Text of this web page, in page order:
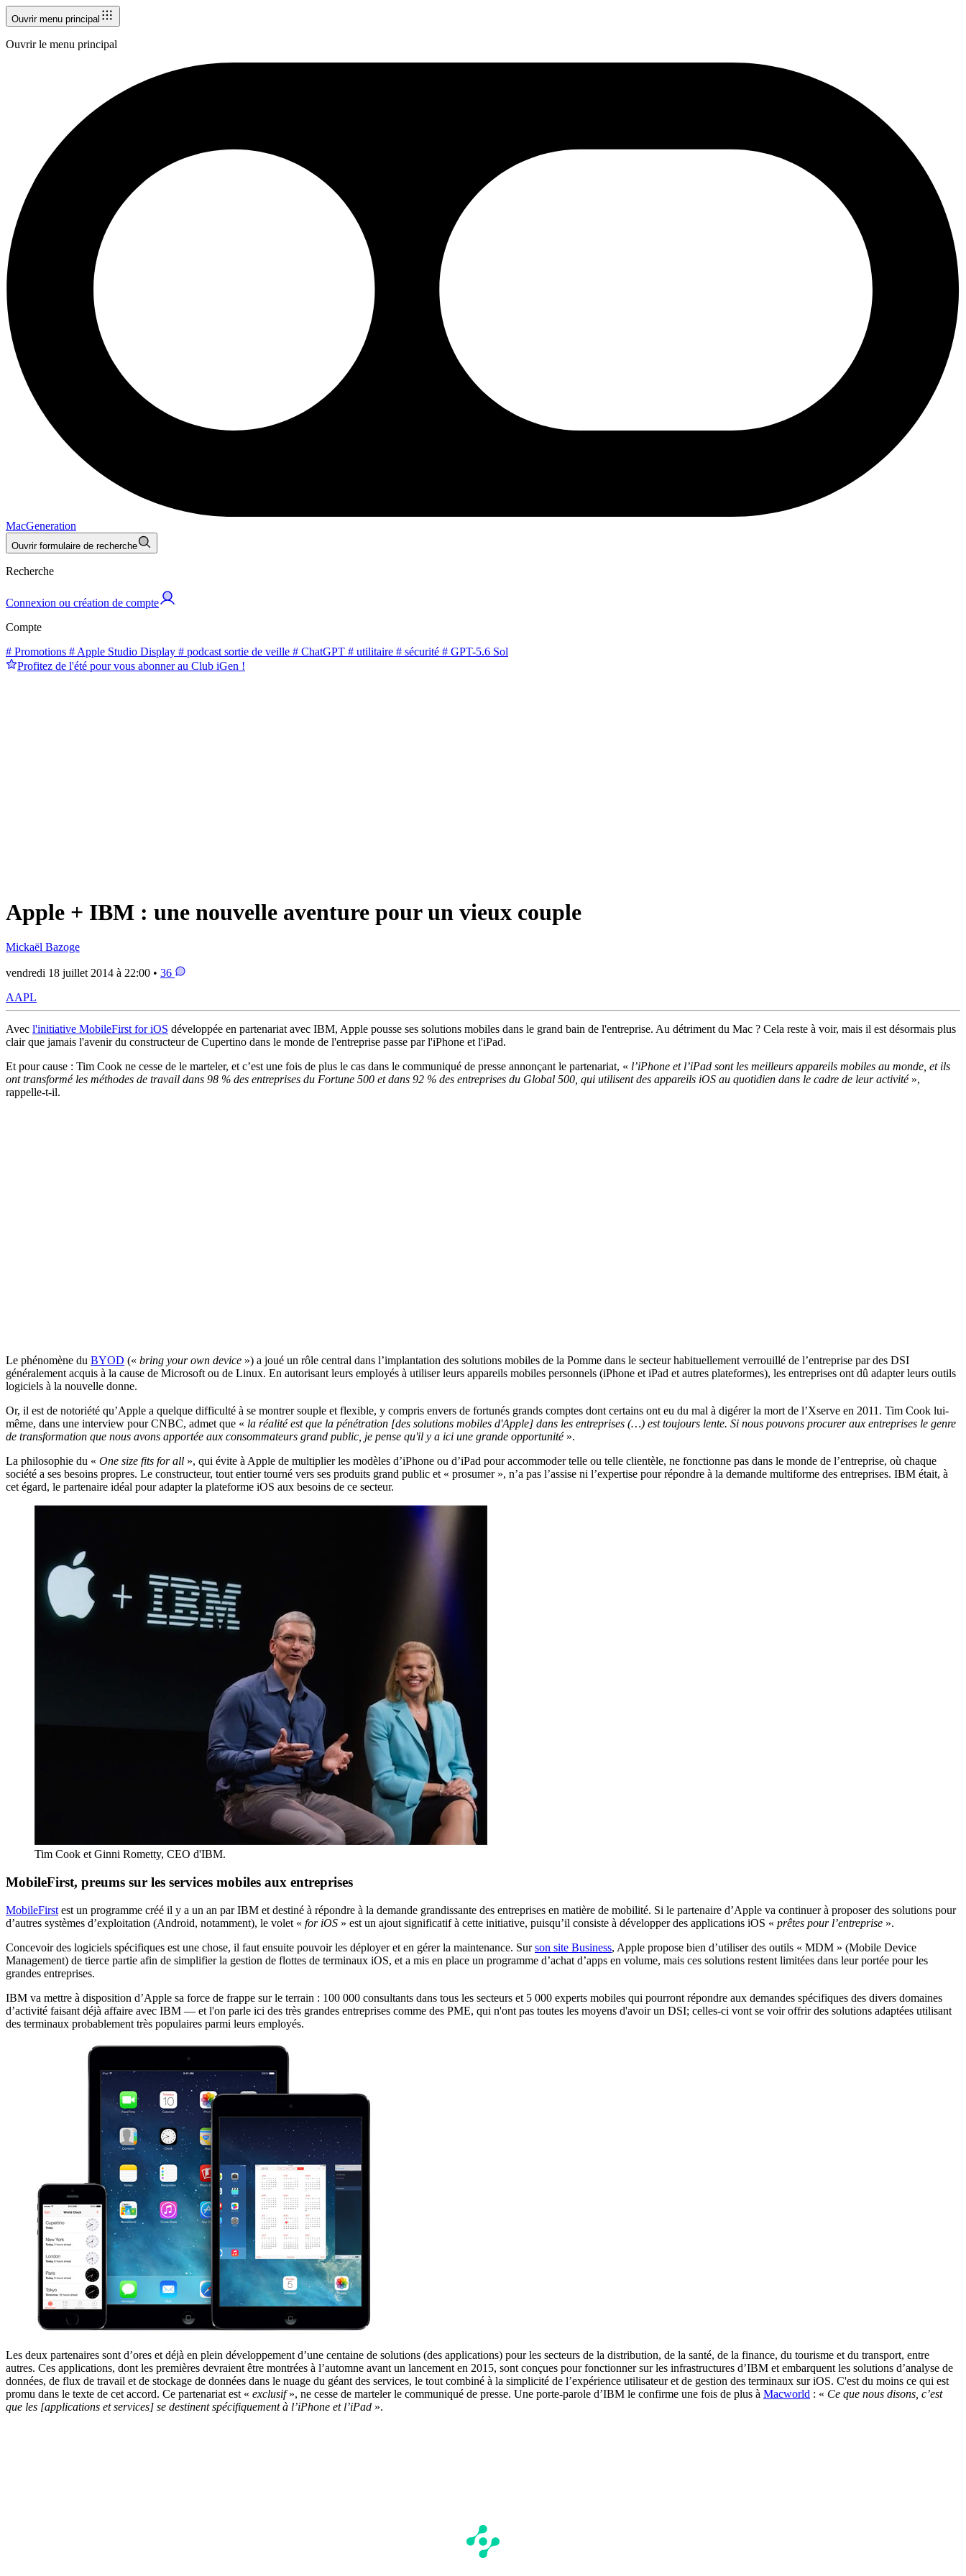
Ouvrir menu principal
Ouvrir le menu principal
MacGeneration
Ouvrir formulaire de recherche
Recherche
Connexion ou création de compte
Compte
# Promotions # Apple Studio Display # podcast sortie de veille # ChatGPT # utilitaire # sécurité # GPT-5.6 Sol
Profitez de l'été pour vous abonner au Club iGen !
Apple + IBM : une nouvelle aventure pour un vieux couple
Mickaël Bazoge
vendredi 18 juillet 2014 à 22:00 • 36
AAPL
Avec l'initiative MobileFirst for iOS développée en partenariat avec IBM, Apple pousse ses solutions mobiles dans le grand bain de l'entreprise. Au détriment du Mac ? Cela reste à voir, mais il est désormais plus
clair que jamais l'avenir du constructeur de Cupertino dans le monde de l'entreprise passe par l'iPhone et l'iPad.
Et pour cause : Tim Cook ne cesse de le marteler, et c’est une fois de plus le cas dans le communiqué de presse annonçant le partenariat, « l’iPhone et l’iPad sont les meilleurs appareils mobiles au monde, et ils
ont transformé les méthodes de travail dans 98 % des entreprises du Fortune 500 et dans 92 % des entreprises du Global 500, qui utilisent des appareils iOS au quotidien dans le cadre de leur activité»,
rappelle-t-il.
Le phénomène du BYOD (« bring your own device ») a joué un rôle central dans l’implantation des solutions mobiles de la Pomme dans le secteur habituellement verrouillé de l’entreprise par des DSI
généralement acquis à la cause de Microsoft ou de Linux. En autorisant leurs employés à utiliser leurs appareils mobiles personnels (iPhone et iPad et autres plateformes), les entreprises ont dû adapter leurs outils
logiciels à la nouvelle donne.
Or, il est de notoriété qu’Apple a quelque difficulté à se montrer souple et flexible, y compris envers de fortunés grands comptes dont certains ont eu du mal à digérer la mort de l’Xserve en 2011. Tim Cook lui-
même, dans une interview pour CNBC, admet que « la réalité est que la pénétration [des solutions mobiles d'Apple] dans les entreprises (…) est toujours lente. Si nous pouvons procurer aux entreprises le genre
de transformation que nous avons apportée aux consommateurs grand public, je pense qu'il y a ici une grande opportunité».
La philosophie du « One size fits for all », qui évite à Apple de multiplier les modèles d’iPhone ou d’iPad pour accommoder telle ou telle clientèle, ne fonctionne pas dans le monde de l’entreprise, où chaque
société a ses besoins propres. Le constructeur, tout entier tourné vers ses produits grand public et « prosumer », n’a pas l’assise ni l’expertise pour répondre à la demande multiforme des entreprises. IBM était, à
cet égard, le partenaire idéal pour adapter la plateforme iOS aux besoins de ce secteur.
Tim Cook et Ginni Rometty, CEO d'IBM.
MobileFirst, preums sur les services mobiles aux entreprises
MobileFirst est un programme créé il y a un an par IBM et destiné à répondre à la demande grandissante des entreprises en matière de mobilité. Si le partenaire d’Apple va continuer à proposer des solutions pour
d’autres systèmes d’exploitation (Android, notamment), le volet « for iOS » est un ajout significatif à cette initiative, puisqu’il consiste à développer des applications iOS « prêtes pour l’entreprise ».
Concevoir des logiciels spécifiques est une chose, il faut ensuite pouvoir les déployer et en gérer la maintenance. Surson site Business, Apple propose bien d’utiliser des outils « MDM » (Mobile Device
Management) de tierce partie afin de simplifier la gestion de flottes de terminaux iOS, et a mis en place un programme d’achat d’apps en volume, mais ces solutions restent limitées dans leur portée pour les
grandes entreprises.
IBM va mettre à disposition d’Apple sa force de frappe sur le terrain : 100 000 consultants dans tous les secteurs et 5 000 experts mobiles qui pourront répondre aux demandes spécifiques des divers domaines
d’activité faisant déjà affaire avec IBM — et l'on parle ici des très grandes entreprises comme des PME, qui n'ont pas toutes les moyens d'avoir un DSI; celles-ci vont se voir offrir des solutions adaptées utilisant
des terminaux probablement très populaires parmi leurs employés.
Les deux partenaires sont d’ores et déjà en plein développement d’une centaine de solutions (des applications) pour les secteurs de la distribution, de la santé, de la finance, du tourisme et du transport, entre
autres. Ces applications, dont les premières devraient être montrées à l’automne avant un lancement en 2015, sont conçues pour fonctionner sur les infrastructures d’IBM et embarquent les solutions d’analyse de
données, de flux de travail et de stockage de données dans le nuage du géant des services, le tout combiné à la simplicité de l’expérience utilisateur et de gestion des terminaux sur iOS. C'est du moins ce qui est
promu dans le texte de cet accord. Ce partenariat est « exclusif», ne cesse de marteler le communiqué de presse. Une porte-parole d’IBM le confirme une fois de plus à Macworld : « Ce que nous disons, c’est
que les [applications et services] se destinent spécifiquement à l’iPhone et l’iPad ».